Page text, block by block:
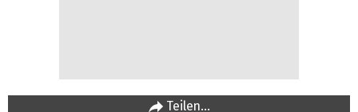
Teilen…